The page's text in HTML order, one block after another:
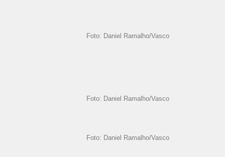
Foto: Daniel Ramalho/Vasco
Foto: Daniel Ramalho/Vasco
Foto: Daniel Ramalho/Vasco